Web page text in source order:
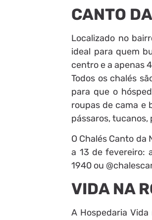
CANTO
Localizado no
ideal para quem
centro e a apenas
Todos os chalés
para que o
roupas de cama e
pássaros, tucanos,
O Chalés Canto
a 13 de fevereiro:
1940 ou
VIDA NA
A Hospedaria